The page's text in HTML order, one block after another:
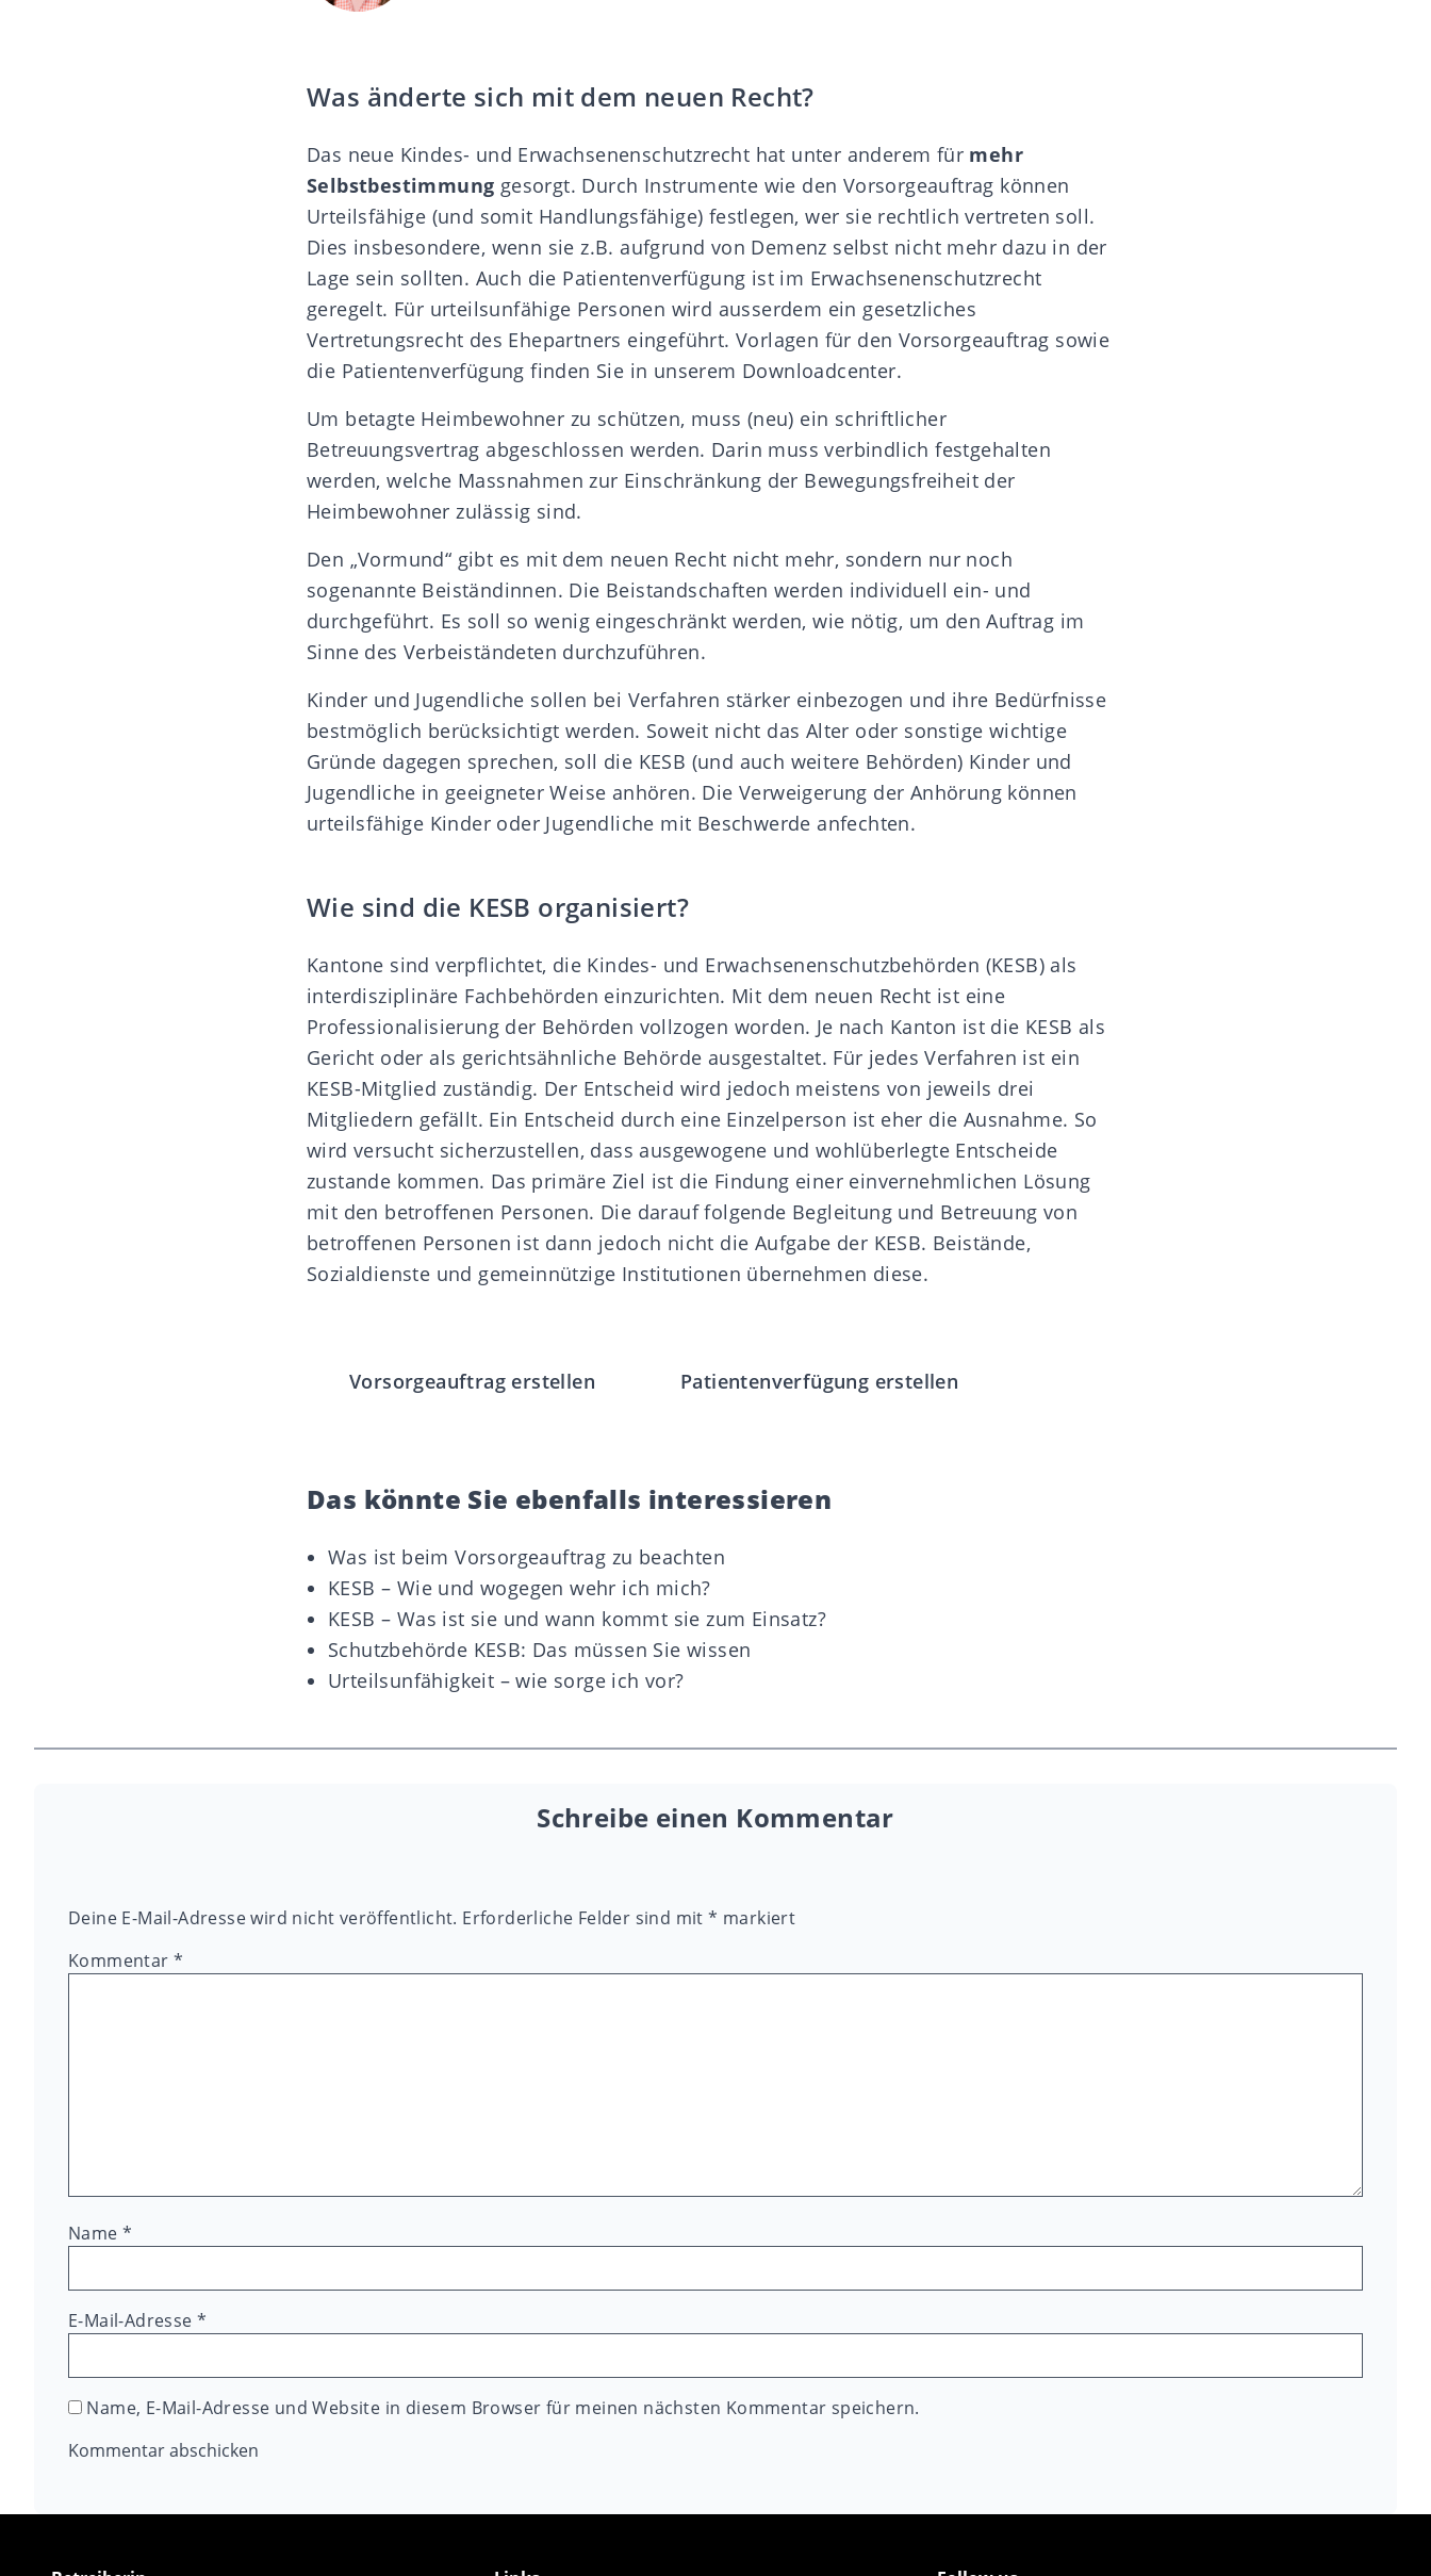
Was änderte sich mit dem neuen Recht?
Das neue Kindes- und Erwachsenenschutzrecht hat unter anderem für mehr
Selbstbestimmung gesorgt. Durch Instrumente wie den Vorsorgeauftrag können
Urteilsfähige (und somit Handlungsfähige) festlegen, wer sie rechtlich vertreten soll.
Dies insbesondere, wenn sie z.B. aufgrund von Demenz selbst nicht mehr dazu in der
Lage sein sollten. Auch die Patientenverfügung ist im Erwachsenenschutzrecht
geregelt. Für urteilsunfähige Personen wird ausserdem ein gesetzliches
Vertretungsrecht des Ehepartners eingeführt.Vorlagen für den Vorsorgeauftrag sowie
die Patientenverfügung finden Sie in unserem Downloadcenter.
Um betagte Heimbewohner zu schützen, muss (neu) ein schriftlicher
Betreuungsvertrag abgeschlossen werden. Darin muss verbindlich festgehalten
werden, welche Massnahmen zur Einschränkung der Bewegungsfreiheit der
Heimbewohner zulässig sind.
Den „Vormund“ gibt es mit dem neuen Recht nicht mehr, sondern nur noch
sogenannte Beiständinnen. Die Beistandschaften werden individuell ein- und
durchgeführt. Es soll so wenig eingeschränkt werden, wie nötig, um den Auftrag im
Sinne des Verbeiständeten durchzuführen.
Kinder und Jugendliche sollen bei Verfahren stärker einbezogen und ihre Bedürfnisse
bestmöglich berücksichtigt werden. Soweit nicht das Alter oder sonstige wichtige
Gründe dagegen sprechen, soll die KESB (und auch weitere Behörden) Kinder und
Jugendliche in geeigneter Weise anhören. Die Verweigerung der Anhörung können
urteilsfähige Kinder oder Jugendliche mit Beschwerde anfechten.
Wie sind die KESB organisiert?
Kantone sind verpflichtet, die Kindes- und Erwachsenenschutzbehörden (KESB) als
interdisziplinäre Fachbehörden einzurichten. Mit dem neuen Recht ist eine
Professionalisierung der Behörden vollzogen worden. Je nach Kanton ist die KESB als
Gericht oder als gerichtsähnliche Behörde ausgestaltet. Für jedes Verfahren ist ein
KESB-Mitglied zuständig. Der Entscheid wird jedoch meistens von jeweils drei
Mitgliedern gefällt. Ein Entscheid durch eine Einzelperson ist eher die Ausnahme. So
wird versucht sicherzustellen, dass ausgewogene und wohlüberlegte Entscheide
zustande kommen. Das primäre Ziel ist die Findung einer einvernehmlichen Lösung
mit den betroffenen Personen. Die darauf folgende Begleitung und Betreuung von
betroffenen Personen ist dann jedoch nicht die Aufgabe der KESB. Beistände,
Sozialdienste und gemeinnützige Institutionen übernehmen diese.
Vorsorgeauftrag erstellen Patientenverfügung erstellen
Das könnte Sie ebenfalls interessieren
Was ist beim Vorsorgeauftrag zu beachten
KESB – Wie und wogegen wehr ich mich?
KESB – Was ist sie und wann kommt sie zum Einsatz?
Schutzbehörde KESB: Das müssen Sie wissen
Urteilsunfähigkeit – wie sorge ich vor?
Schreibe einen Kommentar
Deine E-Mail-Adresse wird nicht veröffentlicht. Erforderliche Felder sind mit* markiert
Kommentar*
Name *
E-Mail-Adresse*
Name, E-Mail-Adresse und Website in diesem Browser für meinen nächsten Kommentar speichern.